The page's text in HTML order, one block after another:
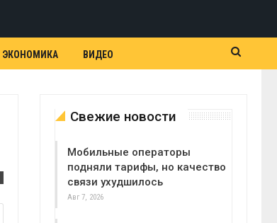
ЭКОНОМИКА ВИДЕО
Свежие новости
Мобильные операторы
подняли тарифы, но качество
связи ухудшилось
Авг 7, 2026